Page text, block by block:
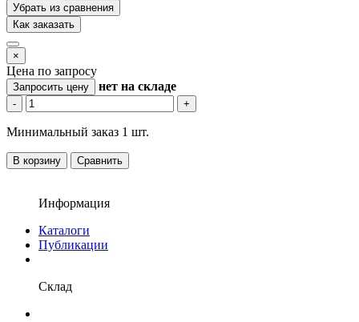
Убрать из сравнения
Как заказать
×
Цена по запросу
Запросить цену нет на складе
- +
Минимальный заказ 1 шт.
В корзину Сравнить
Информация
Каталоги
Публикации
Склад